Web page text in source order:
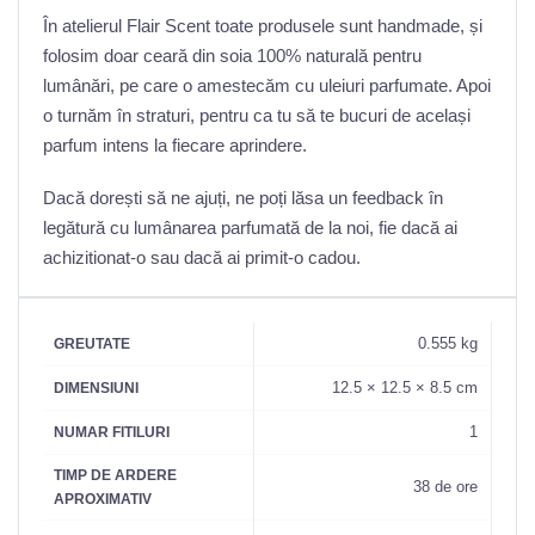
În atelierul Flair Scent toate produsele sunt handmade, și
folosim doar ceară din soia 100% naturală pentru
lumânări, pe care o amestecăm cu uleiuri parfumate. Apoi
o turnăm în straturi, pentru ca tu să te bucuri de același
parfum intens la fiecare aprindere.
Dacă dorești să ne ajuți, ne poți lăsa un feedback în
legătură cu lumânarea parfumată de la noi, fie dacă ai
achizitionat-o sau dacă ai primit-o cadou.
GREUTATE 0.555 kg
DIMENSIUNI 12.5 × 12.5 × 8.5 cm
NUMAR FITILURI 1
TIMP DE ARDERE
APROXIMATIV
38 de ore